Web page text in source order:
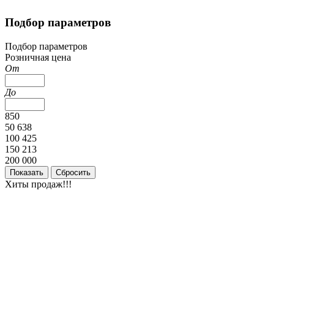
Подбор параметров
Подбор параметров
Розничная цена
От
До
850
50 638
100 425
150 213
200 000
Хиты продаж!!!